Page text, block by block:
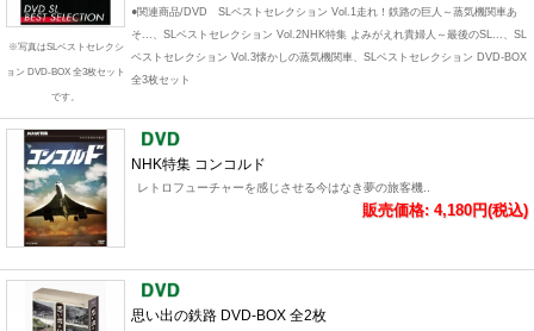
※写真はSLベストセレクシ
ョン DVD-BOX 全3枚セット
です。
●関連商品/DVD SLベストセレクション Vol.1走れ！鉄路の巨人～蒸気機関車あ
そ...、SLベストセレクション Vol.2NHK特集 よみがえれ貴婦人～最後のSL...、SL
ベストセレクション Vol.3懐かしの蒸気機関車、SLベストセレクション DVD-BOX
全3枚セット
NHK特集 コンコルド
レトロフューチャーを感じさせる今はなき夢の旅客機..
販売価格: 4,180円(税込)
思い出の鉄路 DVD-BOX 全2枚